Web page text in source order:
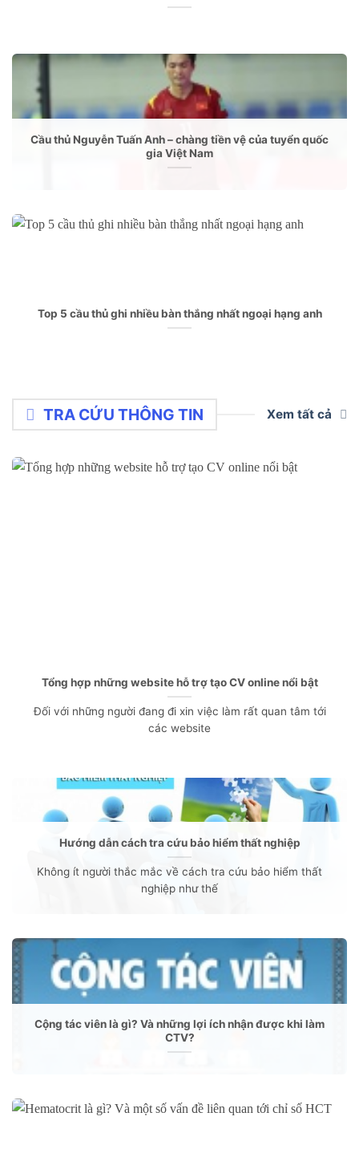
Cầu thủ Nguyễn Tuấn Anh – chàng tiền vệ của tuyển quốc
gia Việt Nam
Top 5 cầu thủ ghi nhiều bàn thắng nhất ngoại hạng anh
TRA CỨU THÔNG TIN Xem tất cả
Tổng hợp những website hỗ trợ tạo CV online nổi bật
Đối với những người đang đi xin việc làm rất quan tâm tới
các website
Hướng dẫn cách tra cứu bảo hiểm thất nghiệp
Không ít người thắc mắc về cách tra cứu bảo hiểm thất
nghiệp như thế
Cộng tác viên là gì? Và những lợi ích nhận được khi làm
CTV?